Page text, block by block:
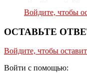
Войдите, чтобы
ОСТАВЬТЕ
Войдите, чтобы
Войти с помощью: